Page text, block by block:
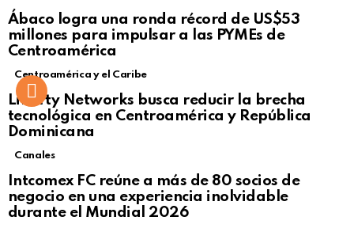
Not Safe For Work
Click to view this post
Ábaco logra una ronda récord de US$53
millones para impulsar a las PYMEs de
Centroamérica
Centroamérica y el Caribe
Liberty Networks busca reducir la brecha
tecnológica en Centroamérica y República
Dominicana
Canales
Intcomex FC reúne a más de 80 socios de
negocio en una experiencia inolvidable
durante el Mundial 2026